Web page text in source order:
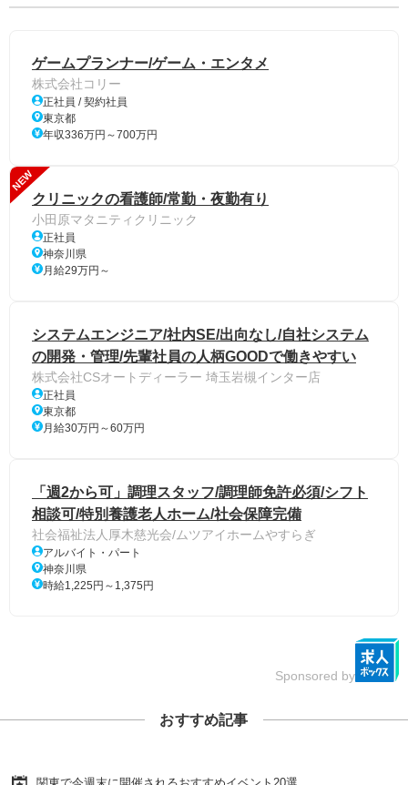
ゲームプランナー/ゲーム・エンタメ
株式会社コリー
正社員 / 契約社員
東京都
年収336万円～700万円
NEW
クリニックの看護師/常勤・夜勤有り
小田原マタニティクリニック
正社員
神奈川県
月給29万円～
システムエンジニア/社内SE/出向なし/自社システム
の開発・管理/先輩社員の人柄GOODで働きやすい
株式会社CSオートディーラー 埼玉岩槻インター店
正社員
東京都
月給30万円～60万円
「週2から可」調理スタッフ/調理師免許必須/シフト
相談可/特別養護老人ホーム/社会保障完備
社会福祉法人厚木慈光会/ムツアイホームやすらぎ
アルバイト・パート
神奈川県
時給1,225円～1,375円
Sponsored by
おすすめ記事